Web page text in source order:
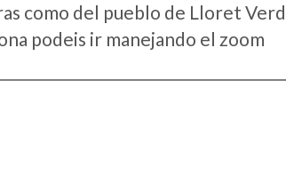
como del pueblo de Lloret Verd
podeis ir manejando el zoom